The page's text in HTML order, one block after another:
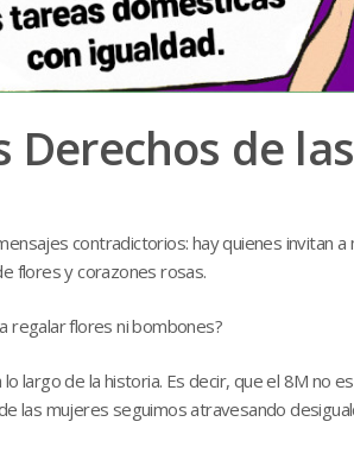
de
contradictorios: hay quienes invitan
flores y corazones rosas.
regalar flores ni bombones?
largo de la historia. Es decir, que el 8M no
las mujeres seguimos atravesando